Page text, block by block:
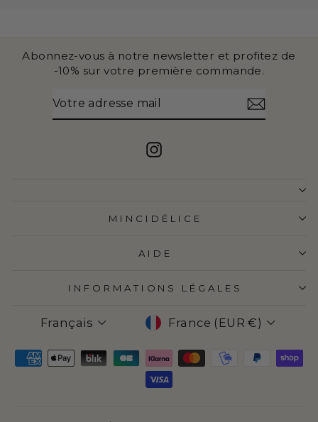
Abonnez-vous à notre newsletter et profitez de
-10% sur votre première commande.
ADRESSE
Instagram
MINCIDÉLICE
AIDE
INFORMATIONS LÉGALES
LANGUE
Français DEVISE
France (EUR €)